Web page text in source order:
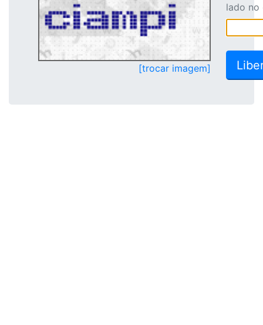
[trocar imagem]
lado no